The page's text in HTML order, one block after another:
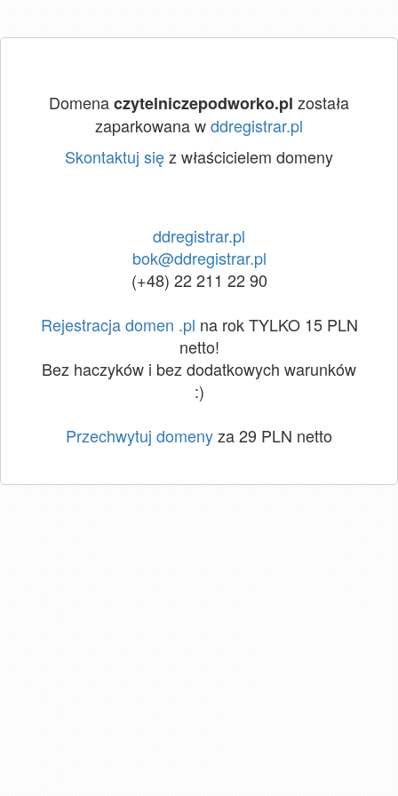
Domenaczytelniczepodworko.pl została
zaparkowana wddregistrar.pl
Skontaktuj sięz właścicielem domeny
ddregistrar.pl
bok@ddregistrar.pl
(+48) 22 211 22 90
Rejestracja domen .pl na rok TYLKO 15 PLN
netto!
Bez haczyków i bez dodatkowych warunków
:)
Przechwytuj domenyza 29 PLN netto